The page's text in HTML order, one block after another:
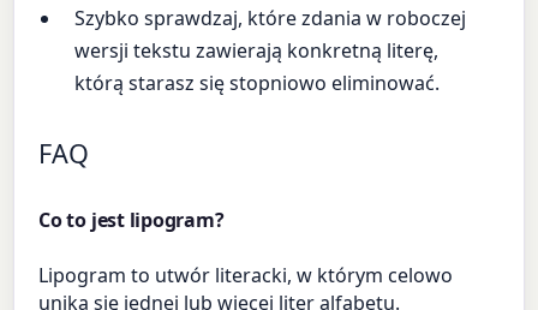
Szybko sprawdzaj, które zdania w roboczej
wersji tekstu zawierają konkretną literę,
którą starasz się stopniowo eliminować.
FAQ
Co to jest lipogram?
Lipogram to utwór literacki, w którym celowo
unika się jednej lub więcej liter alfabetu.